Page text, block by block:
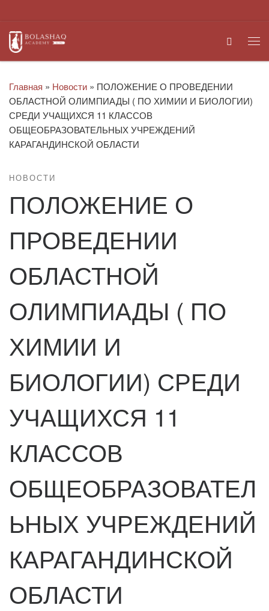
Search
Главная » Новости » ПОЛОЖЕНИЕ О ПРОВЕДЕНИИ
ОБЛАСТНОЙ ОЛИМПИАДЫ ( ПО ХИМИИ И БИОЛОГИИ)
СРЕДИ УЧАЩИХСЯ 11 КЛАССОВ
ОБЩЕОБРАЗОВАТЕЛЬНЫХ УЧРЕЖДЕНИЙ
КАРАГАНДИНСКОЙ ОБЛАСТИ
НОВОСТИ
ПОЛОЖЕНИЕ О
ПРОВЕДЕНИИ
ОБЛАСТНОЙ
ОЛИМПИАДЫ ( ПО
ХИМИИ И
БИОЛОГИИ) СРЕДИ
УЧАЩИХСЯ 11
КЛАССОВ
ОБЩЕОБРАЗОВАТЕЛ
ЬНЫХ УЧРЕЖДЕНИЙ
КАРАГАНДИНСКОЙ
ОБЛАСТИ